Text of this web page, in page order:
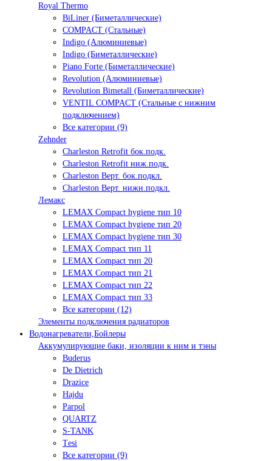
Royal Thermo
BiLiner (Биметаллические)
COMPACT (Стальные)
Indigo (Алюминиевые)
Indigo (Биметаллические)
Piano Forte (Биметаллические)
Revolution (Алюминиевые)
Revolution Bimetall (Биметаллические)
VENTIL COMPACT (Стальные с нижним
подключением)
Все категории (9)
Zehnder
Charleston Retrofit бок.подк.
Charleston Retrofit ниж.подк.
Charleston Верт. бок.подкл.
Charleston Верт. нижн.подкл.
Лемакс
LEMAX Compact hygiene тип 10
LEMAX Compact hygiene тип 20
LEMAX Compact hygiene тип 30
LEMAX Compact тип 11
LEMAX Compact тип 20
LEMAX Compact тип 21
LEMAX Compact тип 22
LEMAX Compact тип 33
Все категории (12)
Элементы подключения радиаторов
Водонагреватели,Бойлеры
Аккумулирующие баки, изоляции к ним и тэны
Buderus
De Dietrich
Drazice
Hajdu
Parpol
QUARTZ
S-TANK
Tеsi
Все категории (9)